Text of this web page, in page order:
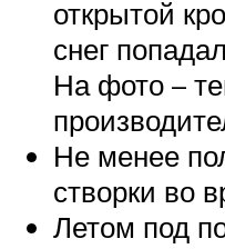
открытой
снег
На фото –
Не менее
створки во
Летом под